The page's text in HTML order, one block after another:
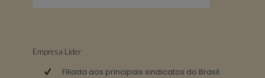
Empresa Lider
Filiada aos principais sindicatos do Brasil.